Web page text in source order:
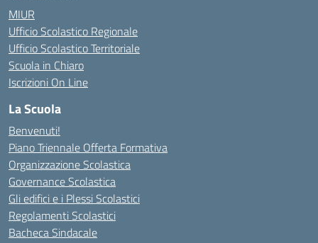
MIUR
Ufficio Scolastico Regionale
Ufficio Scolastico Territoriale
Scuola in Chiaro
Iscrizioni On Line
La Scuola
Benvenuti!
Piano Triennale Offerta Formativa
Organizzazione Scolastica
Governance Scolastica
Gli edifici e i Plessi Scolastici
Regolamenti Scolastici
Bacheca Sindacale